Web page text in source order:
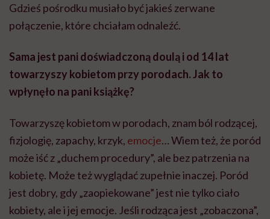
Gdzieś pośrodku musiało być jakieś zerwane
połączenie, które chciałam odnaleźć.
Sama jest pani doświadczoną doulą i od 14 lat
towarzyszy kobietom przy porodach. Jak to
wpłynęło na pani książkę?
Towarzyszę kobietom w porodach, znam ból rodzącej,
fizjologię, zapachy, krzyk, emocje… Wiem też, że poród
może iść z „duchem procedury”, ale bez patrzenia na
kobietę. Może też wyglądać zupełnie inaczej. Poród
jest dobry, gdy „zaopiekowane” jest nie tylko ciało
kobiety, ale i jej emocje. Jeśli rodząca jest „zobaczona”,